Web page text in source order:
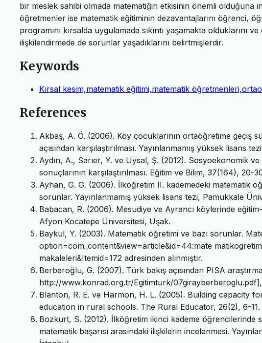
bir meslek sahibi olmada matematiğin etkisinin önemli olduğuna
öğretmenler ise matematik eğitiminin dezavantajlarını öğrenci,
programını kırsalda uygulamada sıkıntı yaşamakta olduklarını
ilişkilendirmede de sorunlar yaşadıklarını belirtmişlerdir.
Keywords
Kırsal kesim,matematik eğitimi,matematik
References
Akbaş, A. Ö. (2006). Köy çocuklarının ortaöğretime geçiş
açısından karşılaştırılması. Yayınlanmamış yüksek lisans
Aydın, A., Sarıer, Y. ve Uysal, Ş. (2012). Sosyoekonomik
sonuçlarının karşılaştırılması. Eğitim ve Bilim, 37(164), 20-
Ayhan, G. G. (2006). İlköğretim II. kademedeki matematik
sorunlar. Yayınlanmamış yüksek lisans tezi, Pamukkale
Babacan, R. (2006). Mesudiye ve Ayrancı köylerinde
Afyon Kocatepe Üniversitesi, Uşak.
Baykul, Y. (2003). Matematik öğretimi ve bazı sorunlar.
option=com_content&view=article&id=44:mate
makaleleri&Itemid=172 adresinden alınmıştır.
Berberoğlu, G. (2007). Türk bakış açısından PISA
http://www.konrad.org.tr/Egitimturk/07girayberberoglu.pdf],
Blanton, R. E. ve Harmon, H. L. (2005). Building capacity
education in rural schools. The Rural Educator, 26(2), 6-11.
Bozkurt, S. (2012). İlköğretim ikinci kademe öğrencilerinde
matematik başarısı arasındaki ilişkilerin incelenmesi.